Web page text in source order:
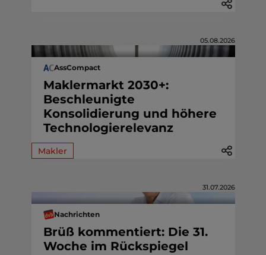
05.08.2026
AssCompact
Maklermarkt 2030+:
Beschleunigte
Konsolidierung und höhere
Technologierelevanz
Makler
31.07.2026
Nachrichten
Brüß kommentiert: Die 31.
Woche im Rückspiegel